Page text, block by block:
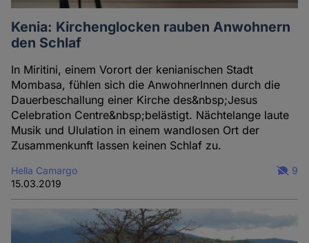
Kenia: Kirchenglocken rauben Anwohnern
den Schlaf
In Miritini, einem Vorort der kenianischen Stadt
Mombasa, fühlen sich die AnwohnerInnen durch die
Dauerbeschallung einer Kirche des&nbsp;Jesus
Celebration Centre&nbsp;belästigt. Nächtelange laute
Musik und Ululation in einem wandlosen Ort der
Zusammenkunft lassen keinen Schlaf zu.
Hella Camargo
15.03.2019
9